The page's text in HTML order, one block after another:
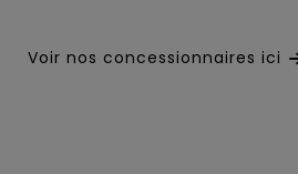
Voir nos concessionnaires ici